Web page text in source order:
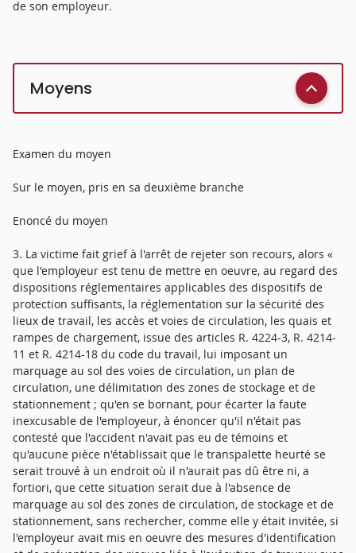
de son employeur.
Moyens
Examen du moyen
Sur le moyen, pris en sa deuxième branche
Enoncé du moyen
3. La victime fait grief à l'arrêt de rejeter son recours, alors «
que l'employeur est tenu de mettre en oeuvre, au regard des
dispositions réglementaires applicables des dispositifs de
protection suffisants, la réglementation sur la sécurité des
lieux de travail, les accès et voies de circulation, les quais et
rampes de chargement, issue des articles R. 4224-3, R. 4214-
11 et R. 4214-18 du code du travail, lui imposant un
marquage au sol des voies de circulation, un plan de
circulation, une délimitation des zones de stockage et de
stationnement ; qu'en se bornant, pour écarter la faute
inexcusable de l'employeur, à énoncer qu'il n'était pas
contesté que l'accident n'avait pas eu de témoins et
qu'aucune pièce n'établissait que le transpalette heurté se
serait trouvé à un endroit où il n'aurait pas dû être ni, a
fortiori, que cette situation serait due à l'absence de
marquage au sol des zones de circulation, de stockage et de
stationnement, sans rechercher, comme elle y était invitée, si
l'employeur avait mis en oeuvre des mesures d'identification